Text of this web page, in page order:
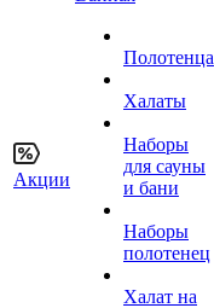
Акции
Полотенца
Халаты
Наборы
для сауны
и бани
Наборы
полотенец
Халат на